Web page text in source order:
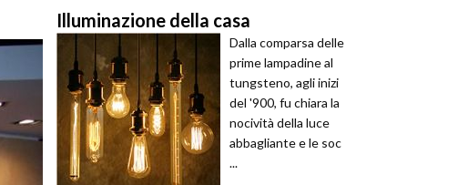
Illuminazione della casa
Dalla comparsa delle
prime lampadine al
tungsteno, agli inizi
del '900, fu chiara la
nocività della luce
abbagliante e le soc
...